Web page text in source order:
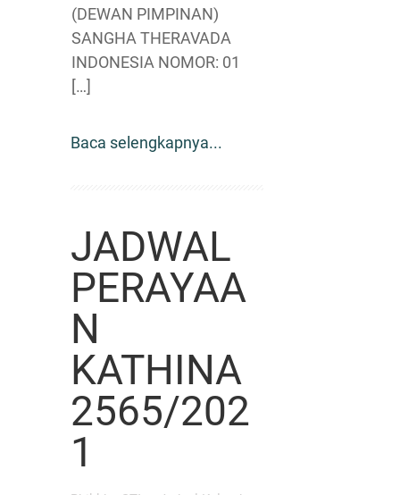
(DEWAN PIMPINAN)
SANGHA THERAVADA
INDONESIA NOMOR: 01
[…]
Baca selengkapnya...
JADWAL
PERAYAA
N
KATHINA
2565/202
1